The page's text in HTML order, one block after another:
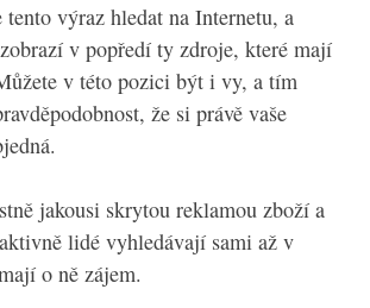
výraz hledat na Internetu, a
v popředí ty zdroje, které mají
v této pozici být i vy, a tím
že si právě vaše
jakousi skrytou reklamou zboží a
lidé vyhledávají sami až v
o ně zájem.